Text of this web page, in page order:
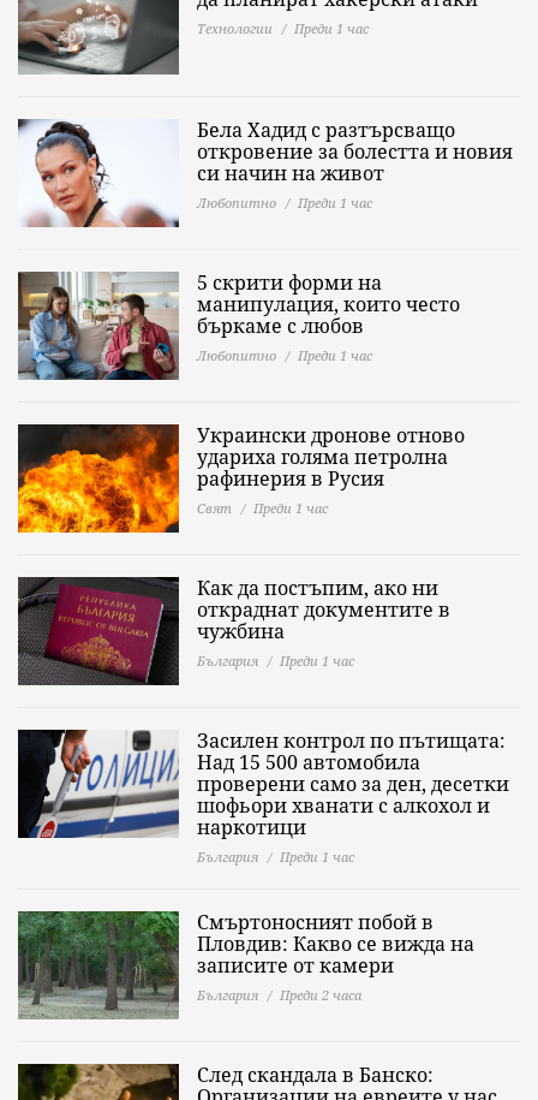
Технологии Преди 1 час
Бела Хадид с разтърсващо
откровение за болестта и новия
си начин на живот
Любопитно Преди 1 час
5 скрити форми на
манипулация, които често
бъркаме с любов
Любопитно Преди 1 час
Украински дронове отново
удариха голяма петролна
рафинерия в Русия
Свят Преди 1 час
Как да постъпим, ако ни
откраднат документите в
чужбина
България Преди 1 час
Засилен контрол по пътищата:
Над 15 500 автомобила
проверени само за ден, десетки
шофьори хванати с алкохол и
наркотици
България Преди 1 час
Смъртоносният побой в
Пловдив: Какво се вижда на
записите от камери
България Преди 2 часа
След скандала в Банско: